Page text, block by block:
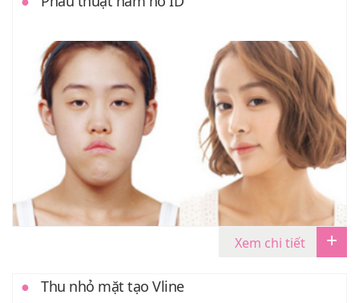
Xem chi tiết
Thu nhỏ mặt tạo Vline